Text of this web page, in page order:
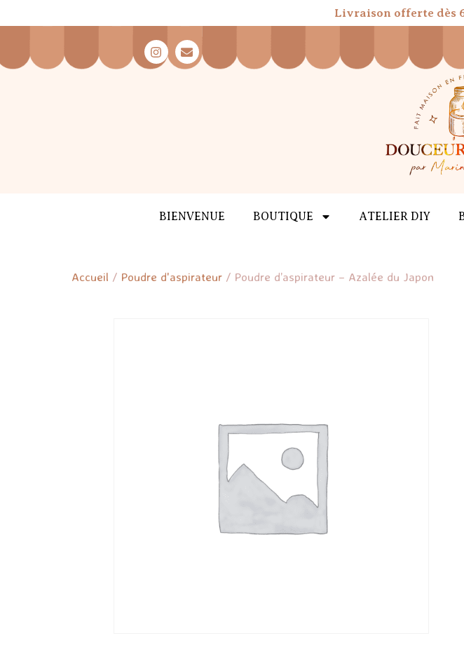
Livraison offerte dès
BIENVENUE BOUTIQUE ATELIER DIY
Accueil / Poudre d'aspirateur / Poudre d’aspirateur – Azalée du Japon